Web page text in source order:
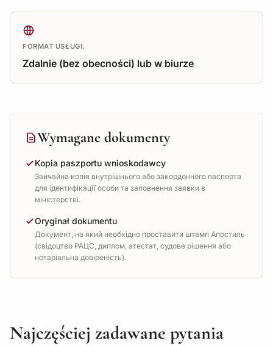
FORMAT USŁUGI:
Zdalnie (bez obecności) lub w biurze
Wymagane dokumenty
Kopia paszportu wnioskodawcy
Звичайна копія внутрішнього або закордонного паспорта
для ідентифікації особи та заповнення заявки в
міністерстві.
Oryginał dokumentu
Документ, на який необхідно проставити штамп Апостиль
(свідоцтво РАЦС, диплом, атестат, судове рішення або
нотаріальна довіреність).
Najczęściej zadawane pytania